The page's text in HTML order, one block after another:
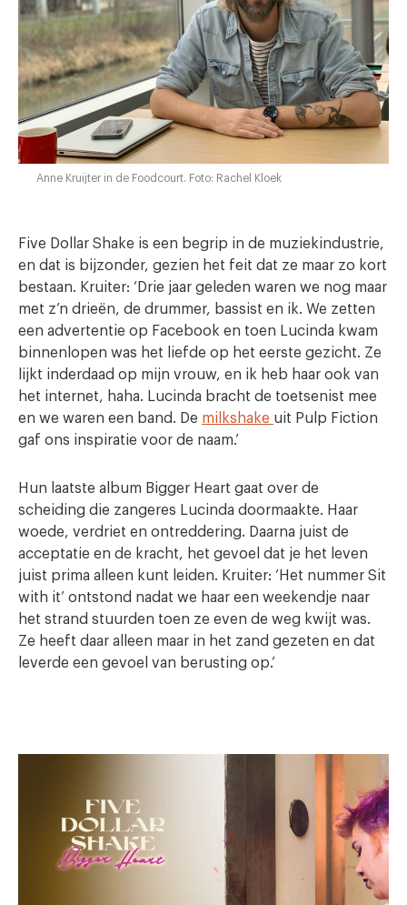
Anne Kruijter in de Foodcourt. Foto: Rachel Kloek
Five Dollar Shake is een begrip in de muziekindustrie,
en dat is bijzonder, gezien het feit dat ze maar zo kort
bestaan. Kruiter: ‘Drie jaar geleden waren we nog maar
met z’n drieën, de drummer, bassist en ik. We zetten
een advertentie op Facebook en toen Lucinda kwam
binnenlopen was het liefde op het eerste gezicht. Ze
lijkt inderdaad op mijn vrouw, en ik heb haar ook van
het internet, haha. Lucinda bracht de toetsenist mee
en we waren een band. De milkshake uit Pulp Fiction
gaf ons inspiratie voor de naam.’
Hun laatste album Bigger Heart gaat over de
scheiding die zangeres Lucinda doormaakte. Haar
woede, verdriet en ontreddering. Daarna juist de
acceptatie en de kracht, het gevoel dat je het leven
juist prima alleen kunt leiden. Kruiter: ‘Het nummer Sit
with it’ ontstond nadat we haar een weekendje naar
het strand stuurden toen ze even de weg kwijt was.
Ze heeft daar alleen maar in het zand gezeten en dat
leverde een gevoel van berusting op.’